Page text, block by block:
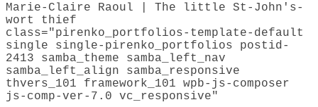
Marie-Claire Raoul | The little St-John's-
wort thief
class="pirenko_portfolios-template-default
single single-pirenko_portfolios postid-
2413 samba_theme samba_left_nav
samba_left_align samba_responsive
thvers_101 framework_101 wpb-js-composer
js-comp-ver-7.0 vc_responsive"